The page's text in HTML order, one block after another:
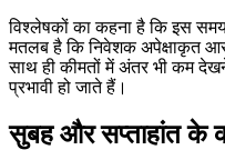
विश्लेषकों का कहना है कि इस
मतलब है कि निवेशक अपेक्षाकृत
साथ ही कीमतों में अंतर भी कम
प्रभावी हो जाते हैं।
सुबह और सप्ताहांत के